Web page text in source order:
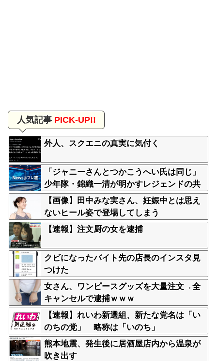
人気記事PICK-UP!!
外人、スクエニの真実に気付く
「ジャニーさんとつかこうへい氏は同じ」
少年隊・錦織一清が明かすレジェンドの共
通点と我流の演出論
【画像】田中みな実さん、妊娠中とは思え
ないヒール姿で登場してしまう
【速報】注文厨の女を逮捕
クビになったバイト先の店長のインスタ見
つけた
女さん、ワンピースグッズを大量注文→全
キャンセルで逮捕ｗｗｗ
【速報】れいわ新選組、新たな党名は「い
のちの党」 略称は「いのち」
熊本地震、発生後に居酒屋店内から温泉が
吹き出す